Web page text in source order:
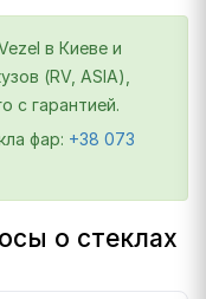
в Киеве и
(RV, ASIA),
с гарантией.
фар: +38 073
о стеклах